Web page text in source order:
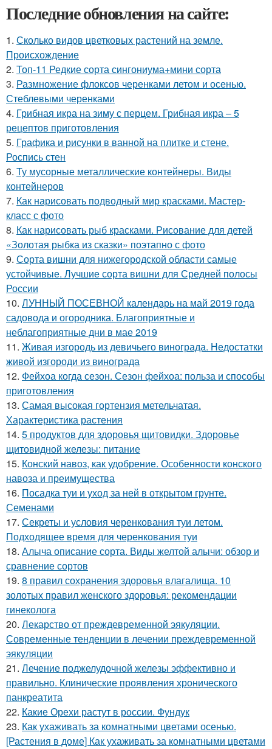
Последние обновления на сайте:
1. Сколько видов цветковых растений на земле.
Происхождение
2. Топ-11 Редкие сорта сингониума+мини сорта
3. Размножение флоксов черенками летом и осенью.
Стеблевыми черенками
4. Грибная икра на зиму с перцем. Грибная икра – 5
рецептов приготовления
5. Графика и рисунки в ванной на плитке и стене.
Роспись стен
6. Ту мусорные металлические контейнеры. Виды
контейнеров
7. Как нарисовать подводный мир красками. Мастер-
класс с фото
8. Как нарисовать рыб красками. Рисование для детей
«Золотая рыбка из сказки» поэтапно с фото
9. Сорта вишни для нижегородской области самые
устойчивые. Лучшие сорта вишни для Средней полосы
России
10. ЛУННЫЙ ПОСЕВНОЙ календарь на май 2019 года
садовода и огородника. Благоприятные и
неблагоприятные дни в мае 2019
11. Живая изгородь из девичьего винограда. Недостатки
живой изгороди из винограда
12. Фейхоа когда сезон. Сезон фейхоа: польза и способы
приготовления
13. Самая высокая гортензия метельчатая.
Характеристика растения
14. 5 продуктов для здоровья щитовидки. Здоровье
щитовидной железы: питание
15. Конский навоз, как удобрение. Особенности конского
навоза и преимущества
16. Посадка туи и уход за ней в открытом грунте.
Семенами
17. Секреты и условия черенкования туи летом.
Подходящее время для черенкования туи
18. Алыча описание сорта. Виды желтой алычи: обзор и
сравнение сортов
19. 8 правил сохранения здоровья влагалища. 10
золотых правил женского здоровья: рекомендации
гинеколога
20. Лекарство от преждевременной эякуляции.
Современные тенденции в лечении преждевременной
эякуляции
21. Лечение поджелудочной железы эффективно и
правильно. Клинические проявления хронического
панкреатита
22. Какие Орехи растут в россии. Фундук
23. Как ухаживать за комнатными цветами осенью.
[Растения в доме] Как ухаживать за комнатными цветами